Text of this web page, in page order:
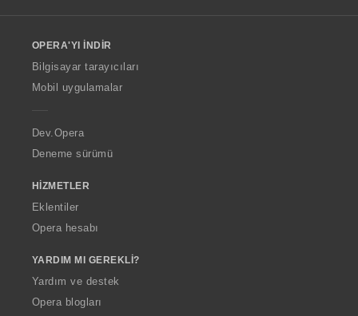
w
O
p
a
OPERA'YI İNDIR
Bilgisayar tarayıcıları
Mobil uygulamalar
Dev.Opera
Deneme sürümü
HIZMETLER
Eklentiler
Opera hesabı
YARDIM MI GEREKLI?
Yardım ve destek
Opera blogları